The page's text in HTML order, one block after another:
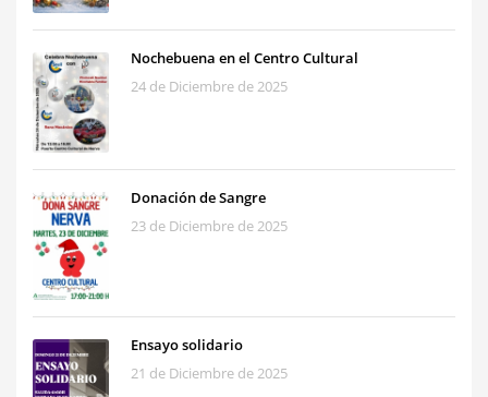
Nochebuena en el Centro Cultural
24 de Diciembre de 2025
Donación de Sangre
23 de Diciembre de 2025
Ensayo solidario
21 de Diciembre de 2025